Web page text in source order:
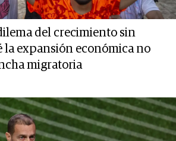
del crecimiento sin
la expansión económica no
migratoria